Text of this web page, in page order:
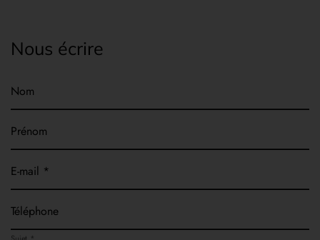
Nous écrire
Nom
Prénom
E-mail *
Téléphone